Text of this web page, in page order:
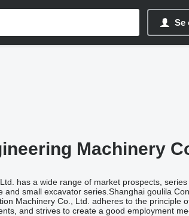
Se
Machinery
has a wide range of market prospects,
and small excavator series.Shanghai goulila
Machinery Co., Ltd. adheres to the principle
and strives to create a good employment